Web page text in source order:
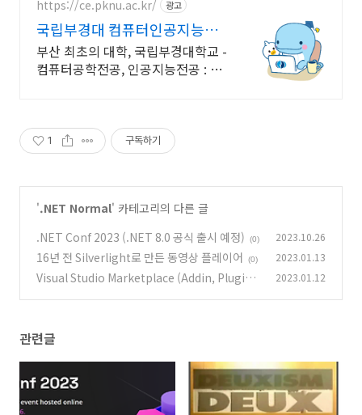
https://ce.pknu.ac.kr/ 광고
국립부경대 컴퓨터인공지능학
부
부산 최초의 대학, 국립부경대학교 -
컴퓨터공학전공, 인공지능전공 : 과
1 구독하기
'.NET Normal' 카테고리의 다른 글
.NET Conf 2023 (.NET 8.0 공식 출시 예정)
(0) 2023.10.26
16년 전 Silverlight로 만든 동영상 플레이어 (0) 2023.01.13
Visual Studio Marketplace (Addin, Plugi
2023.01.12
관련글